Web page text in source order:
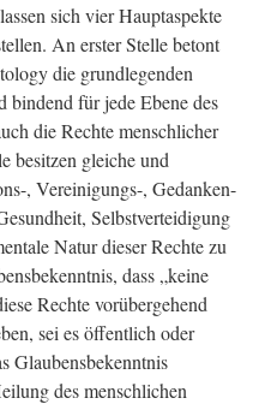
sich vier Hauptaspekte
An erster Stelle betont
die grundlegenden
bindend für jede Ebene des
die Rechte menschlicher
besitzen gleiche und
, Vereinigungs-, Gedanken-
Selbstverteidigung
Natur dieser Rechte zu
dass „keine
Rechte vorübergehend
sei es öffentlich oder
Glaubensbekenntnis
des menschlichen